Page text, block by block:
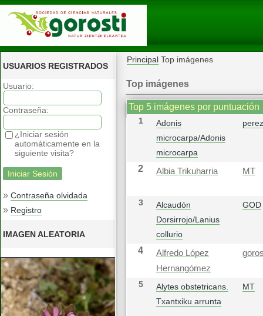
USUARIOS REGISTRADOS
Usuario:
Contraseña:
¿Iniciar sesión
automáticamente en la
siguiente visita?
» Contraseña olvidada
» Registro
IMAGEN ALEATORIA
Principal Top imágenes
Top imágenes
Top 5 imágenes por puntuación
1
Adonis
microcarpa/Adonis
microcarpa
2 Albia Trikuharria MT
3
Alcaudón
Dorsirrojo/Lanius
collurio
GOD
4
Alfredo López
Hernangómez
5
Alytes obstetricans.
Txantxiku arrunta
MT